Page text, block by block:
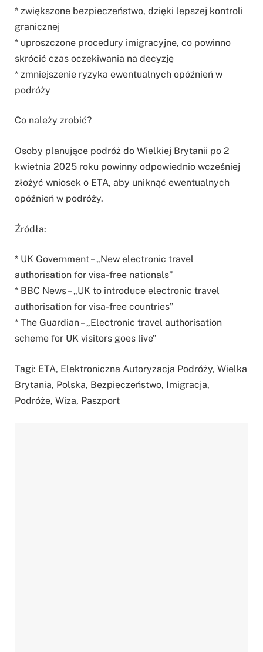
* zwiększone bezpieczeństwo, dzięki lepszej kontroli
granicznej
* uproszczone procedury imigracyjne, co powinno
skrócić czas oczekiwania na decyzję
* zmniejszenie ryzyka ewentualnych opóźnień w
podróży
Co należy zrobić?
Osoby planujące podróż do Wielkiej Brytanii po 2
kwietnia 2025 roku powinny odpowiednio wcześniej
złożyć wniosek o ETA, aby uniknąć ewentualnych
opóźnień w podróży.
Źródła:
* UK Government – „New electronic travel
authorisation for visa-free nationals”
* BBC News – „UK to introduce electronic travel
authorisation for visa-free countries”
* The Guardian – „Electronic travel authorisation
scheme for UK visitors goes live”
Tagi: ETA, Elektroniczna Autoryzacja Podróży, Wielka
Brytania, Polska, Bezpieczeństwo, Imigracja,
Podróże, Wiza, Paszport